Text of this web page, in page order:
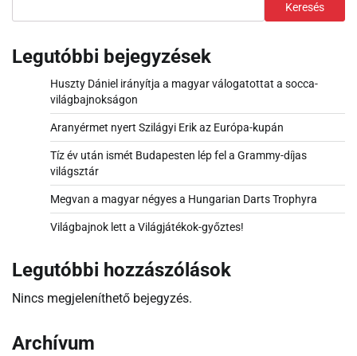
Keresés
Legutóbbi bejegyzések
Huszty Dániel irányítja a magyar válogatottat a socca-
világbajnokságon
Aranyérmet nyert Szilágyi Erik az Európa-kupán
Tíz év után ismét Budapesten lép fel a Grammy-díjas
világsztár
Megvan a magyar négyes a Hungarian Darts Trophyra
Világbajnok lett a Világjátékok-győztes!
Legutóbbi hozzászólások
Nincs megjeleníthető bejegyzés.
Archívum